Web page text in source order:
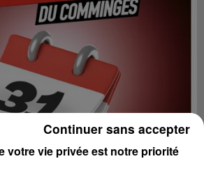
votre vie privée est notre priorité
Continuer sans accepter